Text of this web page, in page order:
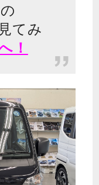
てみ
！